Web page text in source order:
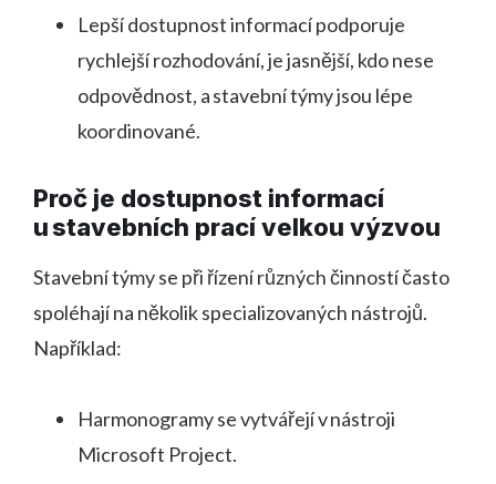
Lepší dostupnost informací podporuje
rychlejší rozhodování, je jasnější, kdo nese
odpovědnost, a stavební týmy jsou lépe
koordinované.
Proč je dostupnost informací
u stavebních prací velkou výzvou
Stavební týmy se při řízení různých činností často
spoléhají na několik specializovaných nástrojů.
Například:
Harmonogramy se vytvářejí v nástroji
Microsoft Project.